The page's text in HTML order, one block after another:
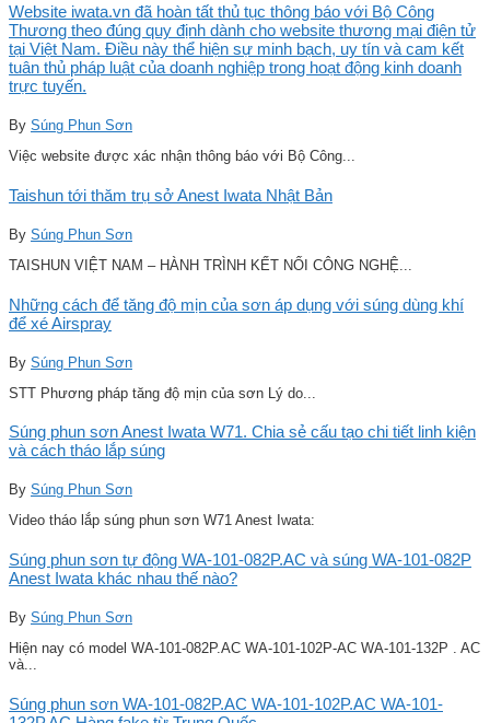
Website iwata.vn đã hoàn tất thủ tục thông báo với Bộ Công
Thương theo đúng quy định dành cho website thương mại điện tử
tại Việt Nam. Điều này thể hiện sự minh bạch, uy tín và cam kết
tuân thủ pháp luật của doanh nghiệp trong hoạt động kinh doanh
trực tuyến.
By Súng Phun Sơn
Việc website được xác nhận thông báo với Bộ Công...
Taishun tới thăm trụ sở Anest Iwata Nhật Bản
By Súng Phun Sơn
TAISHUN VIỆT NAM – HÀNH TRÌNH KẾT NỐI CÔNG NGHỆ...
Những cách để tăng độ mịn của sơn áp dụng với súng dùng khí
để xé Airspray
By Súng Phun Sơn
STT Phương pháp tăng độ mịn của sơn Lý do...
Súng phun sơn Anest Iwata W71. Chia sẻ cấu tạo chi tiết linh kiện
và cách tháo lắp súng
By Súng Phun Sơn
Video tháo lắp súng phun sơn W71 Anest Iwata:
Súng phun sơn tự động WA-101-082P.AC và súng WA-101-082P
Anest Iwata khác nhau thế nào?
By Súng Phun Sơn
Hiện nay có model WA-101-082P.AC WA-101-102P-AC WA-101-132P . AC
và...
Súng phun sơn WA-101-082P.AC WA-101-102P.AC WA-101-